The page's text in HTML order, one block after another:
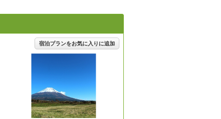
宿泊プランをお気に入りに追加